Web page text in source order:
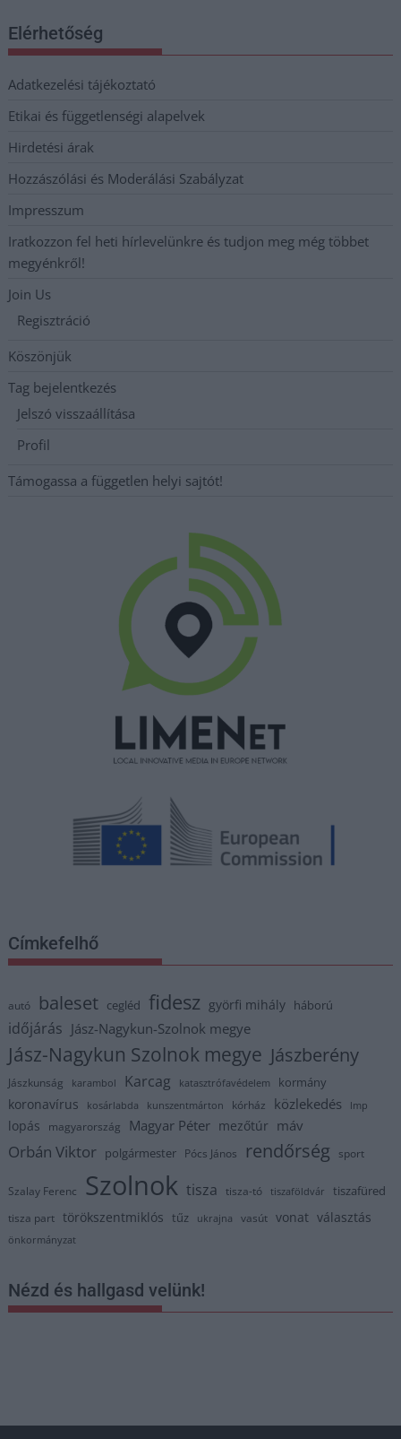
Elérhetőség
Adatkezelési tájékoztató
Etikai és függetlenségi alapelvek
Hirdetési árak
Hozzászólási és Moderálási Szabályzat
Impresszum
Iratkozzon fel heti hírlevelünkre és tudjon meg még többet
megyénkről!
Join Us
Regisztráció
Köszönjük
Tag bejelentkezés
Jelszó visszaállítása
Profil
Támogassa a független helyi sajtót!
Címkefelhő
autó baleset cegléd fidesz györfi mihály háború
időjárás Jász-Nagykun-Szolnok megye
Jász-Nagykun Szolnok megye Jászberény
Jászkunság karambol Karcag katasztrófavédelem kormány
koronavírus kosárlabda kunszentmárton kórház közlekedés lmp
lopás magyarország Magyar Péter mezőtúr máv
Orbán Viktor polgármester Pócs János rendőrség sport
Szalay Ferenc Szolnok tisza tisza-tó tiszaföldvár tiszafüred
tisza part törökszentmiklós tűz ukrajna vasút vonat választás
önkormányzat
Nézd és hallgasd velünk!